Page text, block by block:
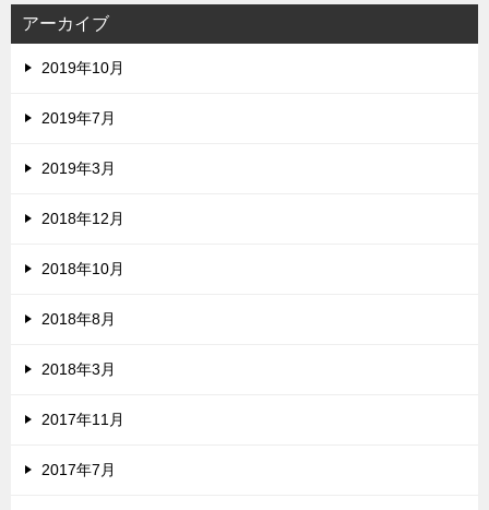
アーカイブ
2019年10月
2019年7月
2019年3月
2018年12月
2018年10月
2018年8月
2018年3月
2017年11月
2017年7月